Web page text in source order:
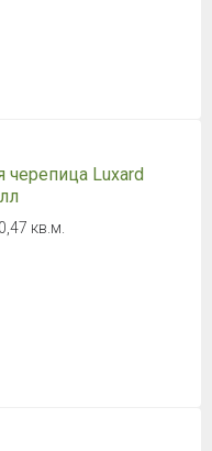
черепица Luxard
кв.м.